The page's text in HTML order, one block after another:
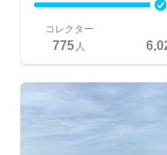
コレクター
775人